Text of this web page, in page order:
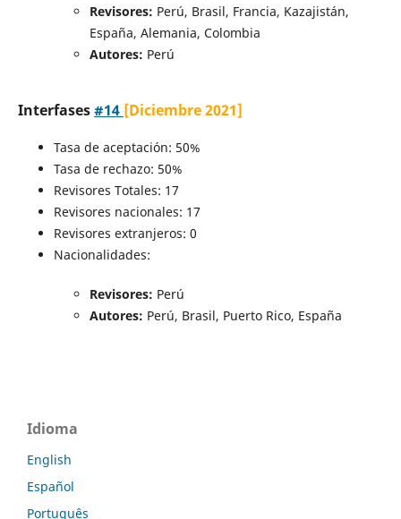
Revisores: Perú, Brasil, Francia, Kazajistán,
España, Alemania, Colombia
Autores: Perú
Interfases#14 [Diciembre 2021]
Tasa de aceptación: 50%
Tasa de rechazo: 50%
Revisores Totales: 17
Revisores nacionales: 17
Revisores extranjeros: 0
Nacionalidades:
Revisores: Perú
Autores: Perú, Brasil, Puerto Rico, España
Idioma
English
Español
Português